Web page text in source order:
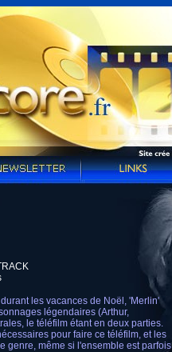
les vacances de Noël, 'Merlin'
légendaires (Arthur,
le téléfilm étant en deux parties.
pour faire ce téléfilm, et les
genre, même si l'ensemble est parfois